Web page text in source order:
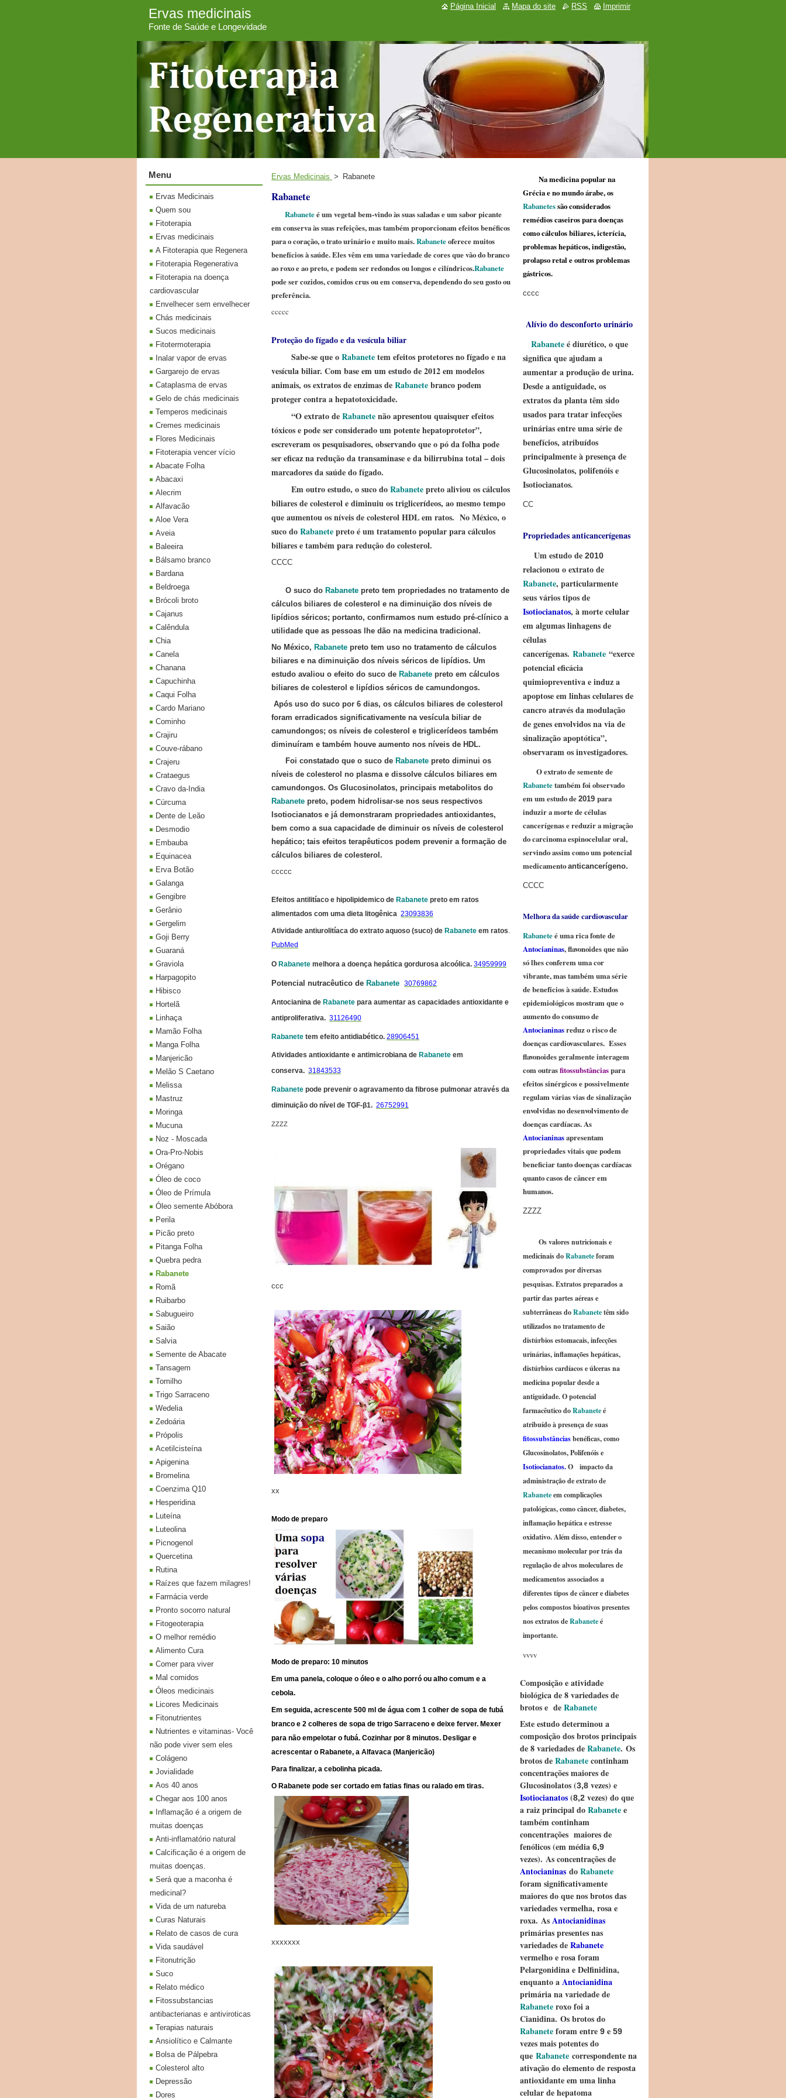
Ervas medicinais
Fonte de Saúde e Longevidade
Ervas Medicinais > Rabanete
Rabanete
Rabaneteé um vegetal bem-vindo às suas saladas e um sabor picante
em conserva às suas refeições, mas também proporcionam efeitos benéficos
para o coração, o trato urinário e muito mais.Rabaneteoferece muitos
benefícios à saúde. Eles vêm em uma variedade de cores que vão do branco
ao roxo e ao preto, e podem ser redondos ou longos e cilíndricos.Rabanete
pode ser cozidos, comidos crus ou em conserva, dependendo do seu gosto ou
preferência.
ccccc
Proteção do fígado e da vesícula biliar
Sabe-se que oRabanetetem efeitos protetores no fígado e na
vesícula biliar. Com base em um estudo de 2012 em modelos
animais, os extratos de enzimas deRabanetebranco podem
proteger contra a hepatotoxicidade.
“O extrato deRabanetenão apresentou quaisquer efeitos
tóxicos e pode ser considerado um potente hepatoprotetor”,
escreveram os pesquisadores, observando que o pó da folha pode
ser eficaz na redução da transaminase e da bilirrubina total – dois
marcadores da saúde do fígado.
Em outro estudo, o suco doRabanetepreto aliviou os cálculos
biliares de colesterol e diminuiu os triglicerídeos, ao mesmo tempo
que aumentou os níveis de colesterol HDL em ratos. No México, o
suco doRabanetepreto é um tratamento popular para cálculos
biliares e também para redução do colesterol.
CCCC
O suco do Rabanete preto tem propriedades no tratamento de
cálculos biliares de colesterol e na diminuição dos níveis de
lipídios séricos; portanto, confirmamos num estudo pré-clínico a
utilidade que as pessoas lhe dão na medicina tradicional.
No México, Rabanete preto tem uso no tratamento de cálculos
biliares e na diminuição dos níveis séricos de lipídios. Um
estudo avaliou o efeito do suco de Rabanete preto em cálculos
biliares de colesterol e lipídios séricos de camundongos.
Após uso do suco por 6 dias, os cálculos biliares de colesterol
foram erradicados significativamente na vesícula biliar de
camundongos; os níveis de colesterol e triglicerídeos também
diminuíram e também houve aumento nos níveis de HDL.
Foi constatado que o suco de Rabanete preto diminui os
níveis de colesterol no plasma e dissolve cálculos biliares em
camundongos. Os Glucosinolatos, principais metabolitos do
Rabanete preto, podem hidrolisar-se nos seus respectivos
Isotiocianatos e já demonstraram propriedades antioxidantes,
bem como a sua capacidade de diminuir os níveis de colesterol
hepático; tais efeitos terapêuticos podem prevenir a formação de
cálculos biliares de colesterol.
ccccc
Efeitos antilitíaco e hipolipidemico de Rabanete preto em ratos
alimentados com uma dieta litogênica 23093836
Atividade antiurolitíaca do extrato aquoso (suco) de Rabanete em ratos.
PubMed
O Rabanete melhora a doença hepática gordurosa alcoólica. 34959999
Potencial nutracêutico de Rabanete 30769862
Antocianina de Rabanete para aumentar as capacidades antioxidante e
antiproliferativa. 31126490
Rabanete tem efeito antidiabético. 28906451
Atividades antioxidante e antimicrobiana de Rabanete em
conserva. 31843533
Rabanete pode prevenir o agravamento da fibrose pulmonar através da
diminuição do nível de TGF-β1. 26752991
ZZZZ
ccc
xx
Modo de preparo
Modo de preparo: 10 minutos
Em uma panela, coloque o óleo e o alho porró ou alho comum e a
cebola.
Em seguida, acrescente 500 ml de água com 1 colher de sopa de fubá
branco e 2 colheres de sopa de trigo Sarraceno e deixe ferver. Mexer
para não empelotar o fubá. Cozinhar por 8 minutos. Desligar e
acrescentar o Rabanete, a Alfavaca (Manjericão)
Para finalizar, a cebolinha picada.
O Rabanete pode ser cortado em fatias finas ou ralado em tiras.
xxxxxxx
Na medicina popular na
Grécia e no mundo árabe, os
Rabanetessão considerados
remédios caseiros para doenças
como cálculos biliares, icterícia,
problemas hepáticos, indigestão,
prolapso retal e outros problemas
gástricos.
cccc
Alívio do desconforto urinário
Rabaneteé diurético, o que
significa que ajudam a
aumentar a produção de urina.
Desde a antiguidade, os
extratos da planta têm sido
usados ​​para tratar infecções
urinárias entre uma série de
benefícios, atribuídos
principalmente à presença de
Glucosinolatos, polifenóis e
Isotiocianatos.
CC
Propriedades anticancerígenas
Um estudo de 2010
relacionou o extrato de
Rabanete, particularmente
seus vários tipos de
Isotiocianatos, à morte celular
em algumas linhagens de
células
cancerígenas. Rabanete “exerce
potencial eficácia
quimiopreventiva e induz a
apoptose em linhas celulares de
cancro através da modulação
de genes envolvidos na via de
sinalização apoptótica”,
observaram os investigadores.
O extrato de semente de
Rabanetetambém foi observado
em um estudo de 2019 para
induzir a morte de células
cancerígenas e reduzir a migração
do carcinoma espinocelular oral,
servindo assim como um potencial
medicamento anticancerígeno.
CCCC
Melhora da saúde cardiovascular
Rabaneteé uma rica fonte de
Antocianinas, flavonoides que não
só lhes conferem uma cor
vibrante, mas também uma série
de benefícios à saúde. Estudos
epidemiológicos mostram que o
aumento do consumo de
Antocianinasreduz o risco de
doenças cardiovasculares. Esses
flavonoides geralmente interagem
com outrasfitossubstânciaspara
efeitos sinérgicos e possivelmente
regulam várias vias de sinalização
envolvidas no desenvolvimento de
doenças cardíacas. As
Antocianinasapresentam
propriedades vitais que podem
beneficiar tanto doenças cardíacas
quanto casos de câncer em
humanos.
ZZZZ
Os valores nutricionais e
medicinais doRabaneteforam
comprovados por diversas
pesquisas. Extratos preparados a
partir das partes aéreas e
subterrâneas doRabanetetêm sido
utilizados no tratamento de
distúrbios estomacais, infecções
urinárias, inflamações hepáticas,
distúrbios cardíacos e úlceras na
medicina popular desde a
antiguidade. O potencial
farmacêutico doRabaneteé
atribuído à presença de suas
fitossubstânciasbenéficas, como
Glucosinolatos, Polifenóis e
Isotiocianatos.O impacto da
administração de extrato de
Rabaneteem complicações
patológicas, como câncer, diabetes,
inflamação hepática e estresse
oxidativo. Além disso, entender o
mecanismo molecular por trás da
regulação de alvos moleculares de
medicamentos associados a
diferentes tipos de câncer e diabetes
pelos compostos bioativos presentes
nos extratos deRabaneteé
importante.
vvvv
Composição e atividade
biológica de 8 variedades de
brotos e deRabanete
Este estudo determinou a
composição dos brotos principais
de 8 variedades deRabanete. Os
brotos deRabanetecontinham
concentrações maiores de
Glucosinolatos (3,8 vezes) e
Isotiocianatos(8,2 vezes) do que
a raiz principal doRabanetee
também continham
concentrações maiores de
fenólicos (em média 6,9
vezes). As concentrações de
Antocianinas doRabanete
foram significativamente
maiores do que nos brotos das
variedades vermelha, rosa e
roxa. AsAntocianidinas
primárias presentes nas
variedades deRabanete
vermelho e rosa foram
Pelargonidina e Delfinidina,
enquanto aAntocianidina
primária na variedade de
Rabaneteroxo foi a
Cianidina. Os brotos do
Rabaneteforam entre 9 e 59
vezes mais potentes do
que Rabanete correspondente na
ativação do elemento de resposta
antioxidante em uma linha
celular de hepatoma
Menu
Ervas Medicinais
Quem sou
Fitoterapia
Ervas medicinais
A Fitoterapia que Regenera
Fitoterapia Regenerativa
Fitoterapia na doença
cardiovascular
Envelhecer sem envelhecer
Chás medicinais
Sucos medicinais
Fitotermoterapia
Inalar vapor de ervas
Gargarejo de ervas
Cataplasma de ervas
Gelo de chás medicinais
Temperos medicinais
Cremes medicinais
Flores Medicinais
Fitoterapia vencer vício
Abacate Folha
Abacaxi
Alecrim
Alfavacão
Aloe Vera
Aveia
Baleeira
Bálsamo branco
Bardana
Beldroega
Brócoli broto
Cajanus
Calêndula
Chia
Canela
Chanana
Capuchinha
Caqui Folha
Cardo Mariano
Cominho
Crajiru
Couve-rábano
Crajeru
Crataegus
Cravo da-India
Cúrcuma
Dente de Leão
Desmodio
Embauba
Equinacea
Erva Botão
Galanga
Gengibre
Gerânio
Gergelim
Goji Berry
Guaraná
Graviola
Harpagopito
Hibisco
Hortelã
Linhaça
Mamão Folha
Manga Folha
Manjericão
Melão S Caetano
Melissa
Mastruz
Moringa
Mucuna
Noz - Moscada
Ora-Pro-Nobis
Orégano
Óleo de coco
Óleo de Prímula
Óleo semente Abóbora
Perila
Picão preto
Pitanga Folha
Quebra pedra
Rabanete
Romã
Ruibarbo
Sabugueiro
Saião
Salvia
Semente de Abacate
Tansagem
Tomilho
Trigo Sarraceno
Wedelia
Zedoária
Própolis
Acetilcisteína
Apigenina
Bromelina
Coenzima Q10
Hesperidina
Luteína
Luteolina
Picnogenol
Quercetina
Rutina
Raízes que fazem milagres!
Farmácia verde
Pronto socorro natural
Fitogeoterapia
O melhor remédio
Alimento Cura
Comer para viver
Mal comidos
Óleos medicinais
Licores Medicinais
Fitonutrientes
Nutrientes e vitaminas- Você
não pode viver sem eles
Colágeno
Jovialidade
Aos 40 anos
Chegar aos 100 anos
Inflamação é a origem de
muitas doenças
Anti-inflamatório natural
Calcificação é a origem de
muitas doenças.
Será que a maconha é
medicinal?
Vida de um natureba
Curas Naturais
Relato de casos de cura
Vida saudável
Fitonutrição
Suco
Relato médico
Fitossubstancias
antibacterianas e antiviroticas
Terapias naturais
Ansiolítico e Calmante
Bolsa de Pálpebra
Colesterol alto
Depressão
Dores
Página Inicial Mapa do site RSS Imprimir